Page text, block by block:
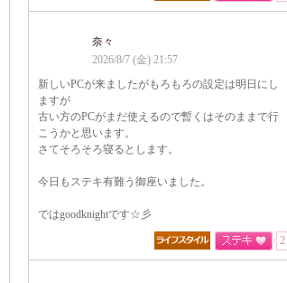
奈々
2026/8/7 (金) 21:57
新しいPCが来ましたがもろもろの設定は明日にし
ますが
古い方のPCがまだ使えるので暫くはそのままで行
こうかと思います。
さてそろそろ寝るとします。
今日もステキ有難う御座いました。
ではgoodknightです☆彡
2